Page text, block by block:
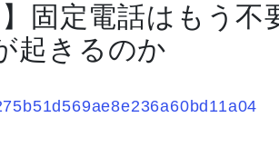
】固定電話はもう
起きるのか